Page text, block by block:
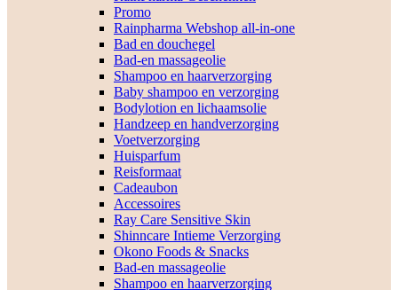
Promo
Rainpharma Webshop all-in-one
Bad en douchegel
Bad-en massageolie
Shampoo en haarverzorging
Baby shampoo en verzorging
Bodylotion en lichaamsolie
Handzeep en handverzorging
Voetverzorging
Huisparfum
Reisformaat
Cadeaubon
Accessoires
Ray Care Sensitive Skin
Shinncare Intieme Verzorging
Okono Foods & Snacks
Bad-en massageolie
Shampoo en haarverzorging